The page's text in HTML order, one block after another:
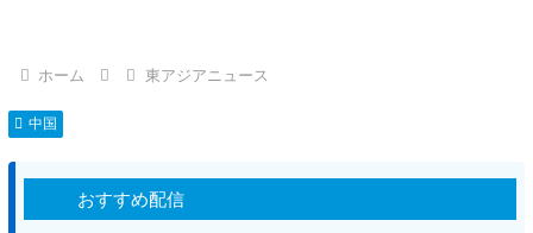
ホーム 東アジアニュース
中国
おすすめ配信